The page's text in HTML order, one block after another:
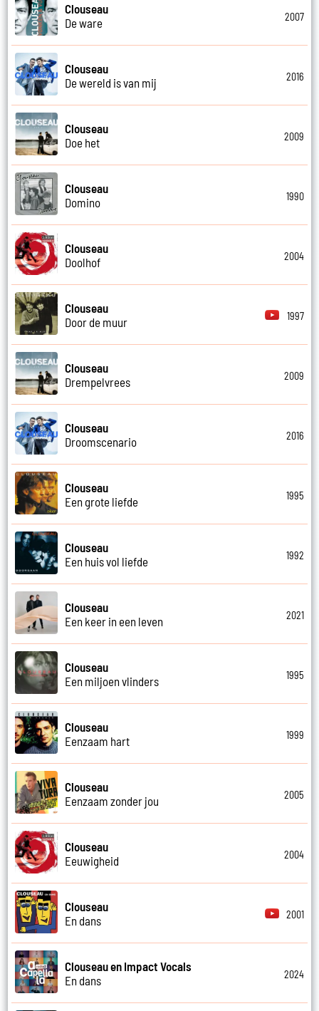
Clouseau
De ware
2007
Clouseau
De wereld is van mij
2016
Clouseau
Doe het
2009
Clouseau
Domino
1990
Clouseau
Doolhof
2004
Clouseau
Door de muur
1997
Clouseau
Drempelvrees
2009
Clouseau
Droomscenario
2016
Clouseau
Een grote liefde
1995
Clouseau
Een huis vol liefde
1992
Clouseau
Een keer in een leven
2021
Clouseau
Een miljoen vlinders
1995
Clouseau
Eenzaam hart
1999
Clouseau
Eenzaam zonder jou
2005
Clouseau
Eeuwigheid
2004
Clouseau
En dans
2001
Clouseau en Impact Vocals
En dans
2024